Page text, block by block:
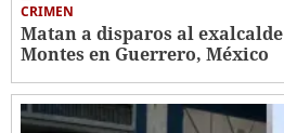
CRIMEN
Matan a disparos al
Montes en Guerrero, México